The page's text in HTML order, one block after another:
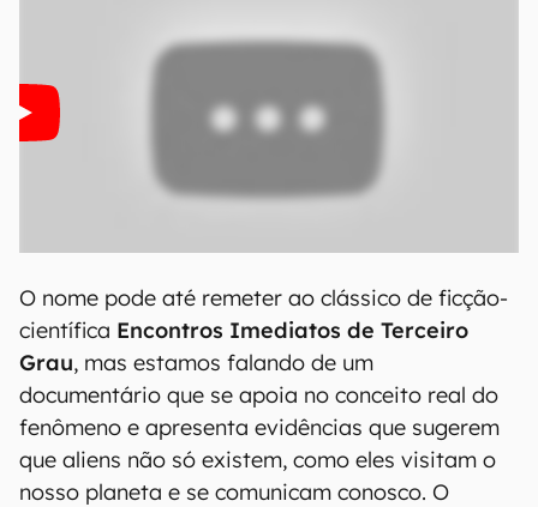
O nome pode até remeter ao clássico de ficção-
científica Encontros Imediatos de Terceiro
Grau, mas estamos falando de um
documentário que se apoia no conceito real do
fenômeno e apresenta evidências que sugerem
que aliens não só existem, como eles visitam o
nosso planeta e se comunicam conosco. O